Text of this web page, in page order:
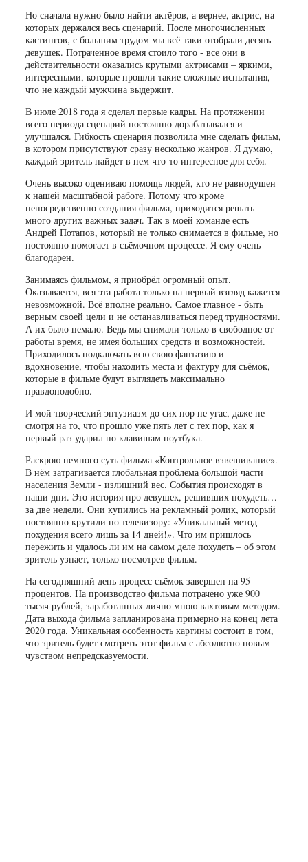
Но сначала нужно было найти актёров, а вернее, актрис, на
которых держался весь сценарий. После многочисленных
кастингов, с большим трудом мы всё-таки отобрали десять
девушек. Потраченное время стоило того - все они в
действительности оказались крутыми актрисами – яркими,
интересными, которые прошли такие сложные испытания,
что не каждый мужчина выдержит.
В июле 2018 года я сделал первые кадры. На протяжении
всего периода сценарий постоянно дорабатывался и
улучшался. Гибкость сценария позволила мне сделать фильм,
в котором присутствуют сразу несколько жанров. Я думаю,
каждый зритель найдет в нем что-то интересное для себя.
Очень высоко оцениваю помощь людей, кто не равнодушен
к нашей масштабной работе. Потому что кроме
непосредственно создания фильма, приходится решать
много других важных задач. Так в моей команде есть
Андрей Потапов, который не только снимается в фильме, но
постоянно помогает в съёмочном процессе. Я ему очень
благодарен.
Занимаясь фильмом, я приобрёл огромный опыт.
Оказывается, вся эта работа только на первый взгляд кажется
невозможной. Всё вполне реально. Самое главное - быть
верным своей цели и не останавливаться перед трудностями.
А их было немало. Ведь мы снимали только в свободное от
работы время, не имея больших средств и возможностей.
Приходилось подключать всю свою фантазию и
вдохновение, чтобы находить места и фактуру для съёмок,
которые в фильме будут выглядеть максимально
правдоподобно.
И мой творческий энтузиазм до сих пор не угас, даже не
смотря на то, что прошло уже пять лет с тех пор, как я
первый раз ударил по клавишам ноутбука.
Раскрою немного суть фильма «Контрольное взвешивание».
В нём затрагивается глобальная проблема большой части
населения Земли - излишний вес. События происходят в
наши дни. Это история про девушек, решивших похудеть…
за две недели. Они купились на рекламный ролик, который
постоянно крутили по телевизору: «Уникальный метод
похудения всего лишь за 14 дней!». Что им пришлось
пережить и удалось ли им на самом деле похудеть – об этом
зритель узнает, только посмотрев фильм.
На сегодняшний день процесс съёмок завершен на 95
процентов. На производство фильма потрачено уже 900
тысяч рублей, заработанных лично мною вахтовым методом.
Дата выхода фильма запланирована примерно на конец лета
2020 года. Уникальная особенность картины состоит в том,
что зритель будет смотреть этот фильм с абсолютно новым
чувством непредсказуемости.